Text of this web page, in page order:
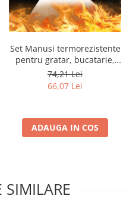
Set Manusi termorezistente
pentru gratar, bucatarie,
semineu, Simply Joy,
antialunecare, 2 bucati,
negru
74,21 Lei
66,07 Lei
ADAUGA IN COS
SIMILARE